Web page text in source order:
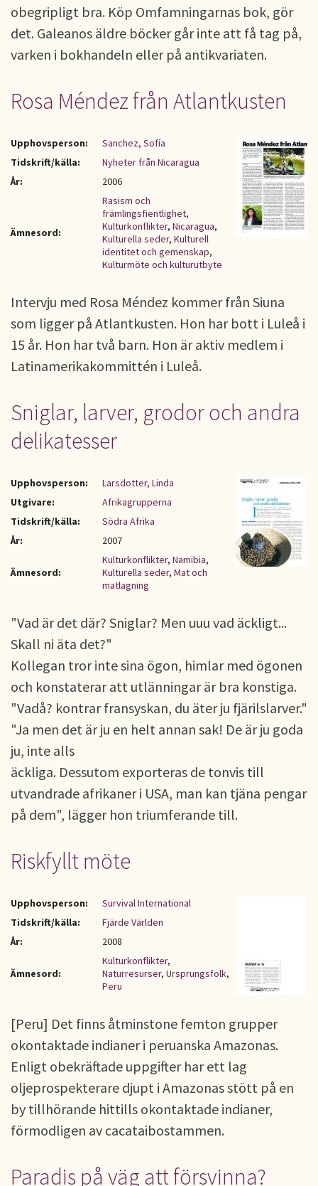
obegripligt bra. Köp Omfamningarnas bok, gör
det. Galeanos äldre böcker går inte att få tag på,
varken i bokhandeln eller på antikvariaten.
Rosa Méndez från Atlantkusten
Upphovsperson:
Sanchez, Sofía
Tidskrift/källa:
Nyheter från Nicaragua
År:
2006
Ämnesord:
Rasism och
främlingsfientlighet,
Kulturkonflikter, Nicaragua,
Kulturella seder, Kulturell
identitet och gemenskap,
Kulturmöte och kulturutbyte
Intervju med Rosa Méndez kommer från Siuna
som ligger på Atlantkusten. Hon har bott i Luleå i
15 år. Hon har två barn. Hon är aktiv medlem i
Latinamerikakommittén i Luleå.
Sniglar, larver, grodor och andra
delikatesser
Upphovsperson:
Larsdotter, Linda
Utgivare:
Afrikagrupperna
Tidskrift/källa:
Södra Afrika
År:
2007
Ämnesord:
Kulturkonflikter, Namibia,
Kulturella seder, Mat och
matlagning
"Vad är det där? Sniglar? Men uuu vad äckligt...
Skall ni äta det?"
Kollegan tror inte sina ögon, himlar med ögonen
och konstaterar att utlänningar är bra konstiga.
"Vadå? kontrar fransyskan, du äter ju fjärilslarver."
"Ja men det är ju en helt annan sak! De är ju goda
ju, inte alls
äckliga. Dessutom exporteras de tonvis till
utvandrade afrikaner i USA, man kan tjäna pengar
på dem", lägger hon triumferande till.
Riskfyllt möte
Upphovsperson:
Survival International
Tidskrift/källa:
Fjärde Världen
År:
2008
Ämnesord:
Kulturkonflikter,
Naturresurser, Ursprungsfolk,
Peru
[Peru] Det finns åtminstone femton grupper
okontaktade indianer i peruanska Amazonas.
Enligt obekräftade uppgifter har ett lag
oljeprospekterare djupt i Amazonas stött på en
by tillhörande hittills okontaktade indianer,
förmodligen av cacataibostammen.
Paradis på väg att försvinna?